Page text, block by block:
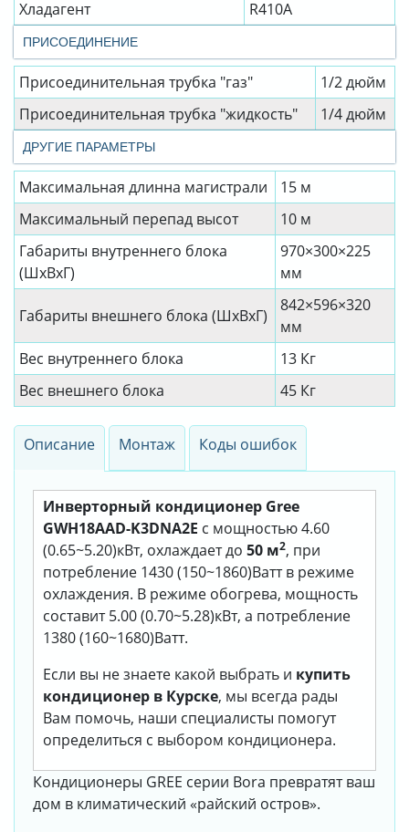
Хладагент R410A
ПРИСОЕДИНЕНИЕ
Присоединительная трубка "газ"
1/2 дюйм
Присоединительная трубка "жидкость"
1/4 дюйм
ДРУГИЕ ПАРАМЕТРЫ
Максимальная длинна магистрали
15 м
Максимальный перепад высот
10 м
Габариты внутреннего блока
(ШхВхГ)
970×300×225
мм
Габариты внешнего блока (ШхВхГ)
842×596×320
мм
Вес внутреннего блока
13 Кг
Вес внешнего блока
45 Кг
Описание Монтаж Коды ошибок
Инверторный кондиционер Gree
GWH18AAD-K3DNA2E с мощностью 4.60
(0.65~5.20)кВт, охлаждает до 50 м2, при
потребление 1430 (150~1860)Ватт в режиме
охлаждения. В режиме обогрева, мощность
составит 5.00 (0.70~5.28)кВт, а потребление
1380 (160~1680)Ватт.
Если вы не знаете какой выбрать и купить
кондиционер в Курске, мы всегда рады
Вам помочь, наши специалисты помогут
определиться с выбором кондиционера.
Кондиционеры GREE серии Bora превратят ваш
дом в климатический «райский остров».